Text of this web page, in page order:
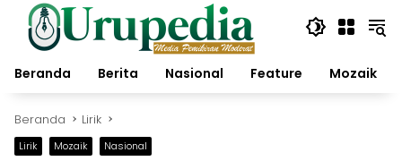
Langsung
konten
Beranda
Berita Nasional Feature Mozaik
Beranda Lirik
Lirik Mozaik Nasional